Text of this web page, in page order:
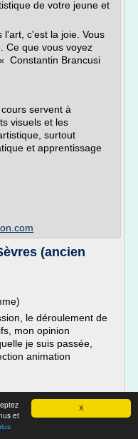
X
et
de votre jeune et
l'art, c'est la joie. Vous
Ce que vous voyez
Constantin Brancusi
servent à
visuels et les
surtout
et apprentissage
(ancien
le déroulement de
mon opinion
je suis passée,
animation
faut deux choses : de